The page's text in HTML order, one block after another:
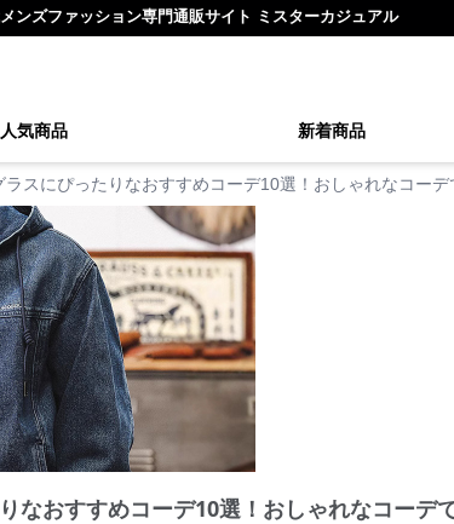
ンズファッション専門通販サイト ミスターカジュアル
人気商品 新着商品
スにぴったりなおすすめコーデ10選！おしゃれなコー
なおすすめコーデ10選！おしゃれなコーデ